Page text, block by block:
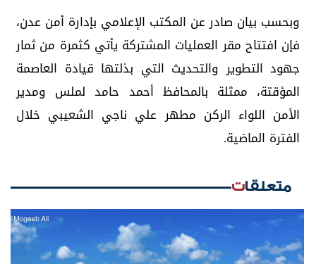
وبحسب بيان صادر عن المكتب الإعلامي بإدارة أمن عدن،
فإن افتتاح مقر العمليات المشتركة يأتي كثمرة من ثمار
جهود التطوير والتحديث التي بذلتها قيادة العاصمة
المؤقتة، ممثلة بالمحافظ أحمد حامد لملس ومدير
الأمن اللواء الركن مطهر علي ناجي الشعيبي خلال
الفترة الماضية.
متعلقات